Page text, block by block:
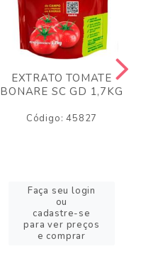
EXTRATO TOMATE
BONARE SC GD 1,7KG
Código: 45827
Faça seu login
ou
cadastre-se
para ver preços
e comprar